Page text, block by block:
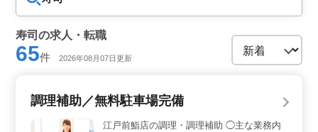
寿司の求人・転職
65件 2026年08月07日更新
調理補助／無料駐車場完備
江戸前鮨店の調理・調理補助 ◯主な業務内